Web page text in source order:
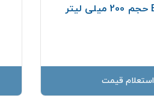
استعلام قیمت